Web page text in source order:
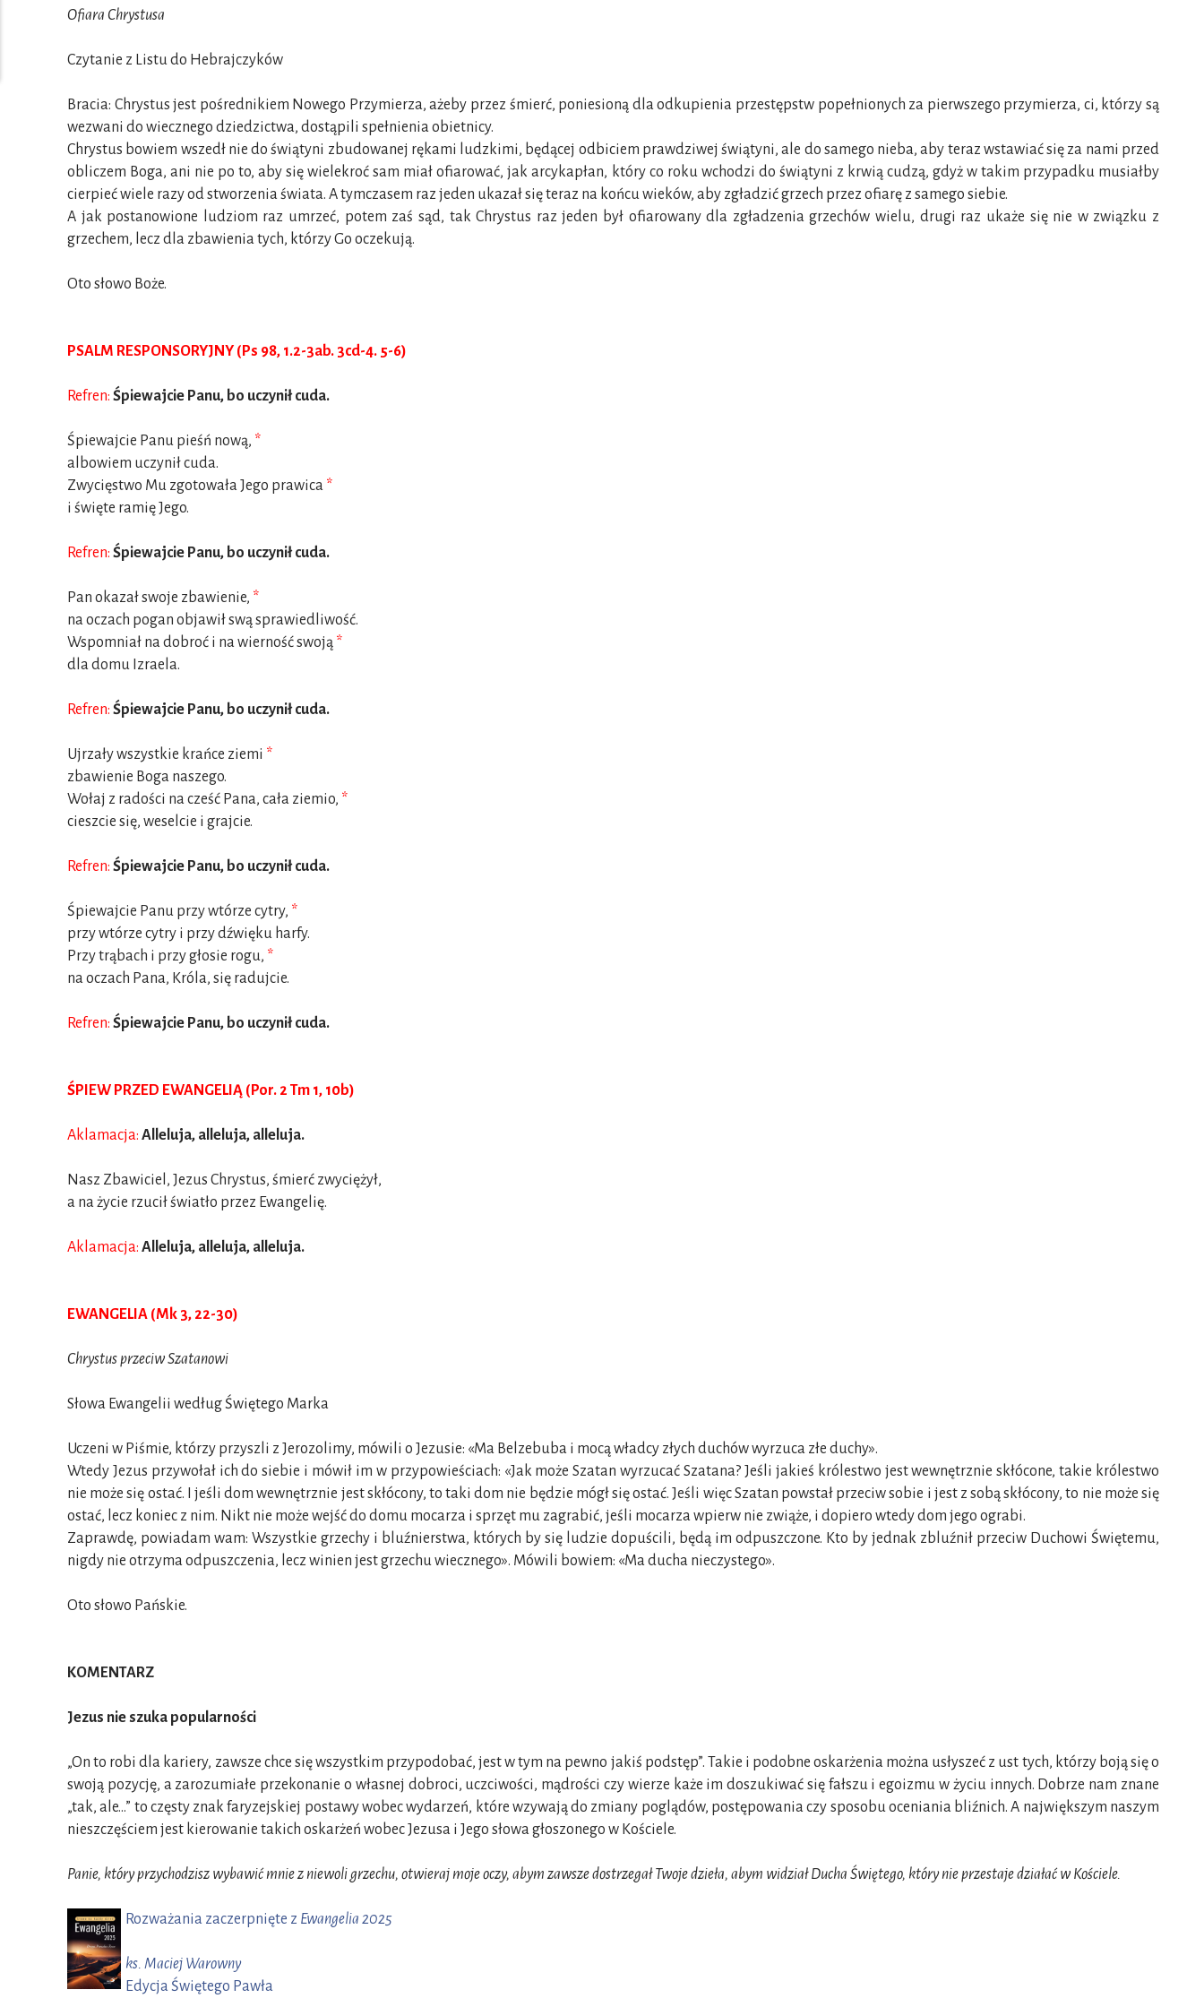
Ofiara Chrystusa
Czytanie z Listu do Hebrajczyków
Bracia: Chrystus jest pośrednikiem Nowego Przymierza, ażeby przez śmierć, poniesioną dla odkupienia przestępstw popełnionych za pierwszego przymierza, ci, którzy są
wezwani do wiecznego dziedzictwa, dostąpili spełnienia obietnicy.
Chrystus bowiem wszedł nie do świątyni zbudowanej rękami ludzkimi, będącej odbiciem prawdziwej świątyni, ale do samego nieba, aby teraz wstawiać się za nami przed
obliczem Boga, ani nie po to, aby się wielekroć sam miał ofiarować, jak arcykapłan, który co roku wchodzi do świątyni z krwią cudzą, gdyż w takim przypadku musiałby
cierpieć wiele razy od stworzenia świata. A tymczasem raz jeden ukazał się teraz na końcu wieków, aby zgładzić grzech przez ofiarę z samego siebie.
A jak postanowione ludziom raz umrzeć, potem zaś sąd, tak Chrystus raz jeden był ofiarowany dla zgładzenia grzechów wielu, drugi raz ukaże się nie w związku z
grzechem, lecz dla zbawienia tych, którzy Go oczekują.
Oto słowo Boże.
PSALM RESPONSORYJNY (Ps 98, 1.2-3ab. 3cd-4. 5-6)
Refren: Śpiewajcie Panu, bo uczynił cuda.
Śpiewajcie Panu pieśń nową, *
albowiem uczynił cuda.
Zwycięstwo Mu zgotowała Jego prawica *
i święte ramię Jego.
Refren: Śpiewajcie Panu, bo uczynił cuda.
Pan okazał swoje zbawienie, *
na oczach pogan objawił swą sprawiedliwość.
Wspomniał na dobroć i na wierność swoją *
dla domu Izraela.
Refren: Śpiewajcie Panu, bo uczynił cuda.
Ujrzały wszystkie krańce ziemi *
zbawienie Boga naszego.
Wołaj z radości na cześć Pana, cała ziemio, *
cieszcie się, weselcie i grajcie.
Refren: Śpiewajcie Panu, bo uczynił cuda.
Śpiewajcie Panu przy wtórze cytry, *
przy wtórze cytry i przy dźwięku harfy.
Przy trąbach i przy głosie rogu, *
na oczach Pana, Króla, się radujcie.
Refren: Śpiewajcie Panu, bo uczynił cuda.
ŚPIEW PRZED EWANGELIĄ (Por. 2 Tm 1, 10b)
Aklamacja: Alleluja, alleluja, alleluja.
Nasz Zbawiciel, Jezus Chrystus, śmierć zwyciężył,
a na życie rzucił światło przez Ewangelię.
Aklamacja: Alleluja, alleluja, alleluja.
EWANGELIA (Mk 3, 22-30)
Chrystus przeciw Szatanowi
Słowa Ewangelii według Świętego Marka
Uczeni w Piśmie, którzy przyszli z Jerozolimy, mówili o Jezusie: «Ma Belzebuba i mocą władcy złych duchów wyrzuca złe duchy».
Wtedy Jezus przywołał ich do siebie i mówił im w przypowieściach: «Jak może Szatan wyrzucać Szatana? Jeśli jakieś królestwo jest wewnętrznie skłócone, takie królestwo
nie może się ostać. I jeśli dom wewnętrznie jest skłócony, to taki dom nie będzie mógł się ostać. Jeśli więc Szatan powstał przeciw sobie i jest z sobą skłócony, to nie może się
ostać, lecz koniec z nim. Nikt nie może wejść do domu mocarza i sprzęt mu zagrabić, jeśli mocarza wpierw nie zwiąże, i dopiero wtedy dom jego ograbi.
Zaprawdę, powiadam wam: Wszystkie grzechy i bluźnierstwa, których by się ludzie dopuścili, będą im odpuszczone. Kto by jednak zbluźnił przeciw Duchowi Świętemu,
nigdy nie otrzyma odpuszczenia, lecz winien jest grzechu wiecznego». Mówili bowiem: «Ma ducha nieczystego».
Oto słowo Pańskie.
KOMENTARZ
Jezus nie szuka popularności
„On to robi dla kariery, zawsze chce się wszystkim przypodobać, jest w tym na pewno jakiś podstęp”. Takie i podobne oskarżenia można usłyszeć z ust tych, którzy boją się o
swoją pozycję, a zarozumiałe przekonanie o własnej dobroci, uczciwości, mądrości czy wierze każe im doszukiwać się fałszu i egoizmu w życiu innych. Dobrze nam znane
„tak, ale…” to częsty znak faryzejskiej postawy wobec wydarzeń, które wzywają do zmiany poglądów, postępowania czy sposobu oceniania bliźnich. A największym naszym
nieszczęściem jest kierowanie takich oskarżeń wobec Jezusa i Jego słowa głoszonego w Kościele.
Panie, który przychodzisz wybawić mnie z niewoli grzechu, otwieraj moje oczy, abym zawsze dostrzegał Twoje dzieła, abym widział Ducha Świętego, który nie przestaje działać w Kościele.
Rozważania zaczerpnięte z Ewangelia 2025
ks. Maciej Warowny
Edycja Świętego Pawła